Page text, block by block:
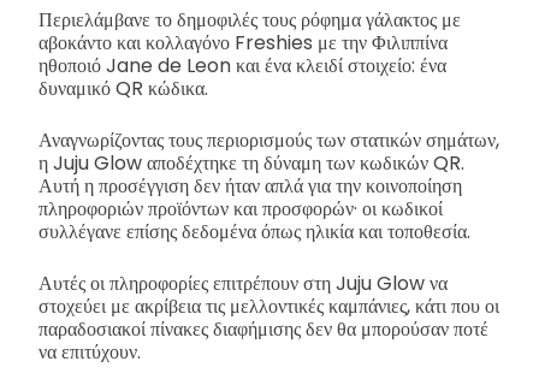
Περιελάμβανε το δημοφιλές τους ρόφημα γάλακτος με
αβοκάντο και κολλαγόνο Freshies με την Φιλιππίνα
ηθοποιό Jane de Leon και ένα κλειδί στοιχείο: ένα
δυναμικό QR κώδικα.
Αναγνωρίζοντας τους περιορισμούς των στατικών σημάτων,
η Juju Glow αποδέχτηκε τη δύναμη των κωδικών QR.
Αυτή η προσέγγιση δεν ήταν απλά για την κοινοποίηση
πληροφοριών προϊόντων και προσφορών· οι κωδικοί
συλλέγανε επίσης δεδομένα όπως ηλικία και τοποθεσία.
Αυτές οι πληροφορίες επιτρέπουν στη Juju Glow να
στοχεύει με ακρίβεια τις μελλοντικές καμπάνιες, κάτι που οι
παραδοσιακοί πίνακες διαφήμισης δεν θα μπορούσαν ποτέ
να επιτύχουν.